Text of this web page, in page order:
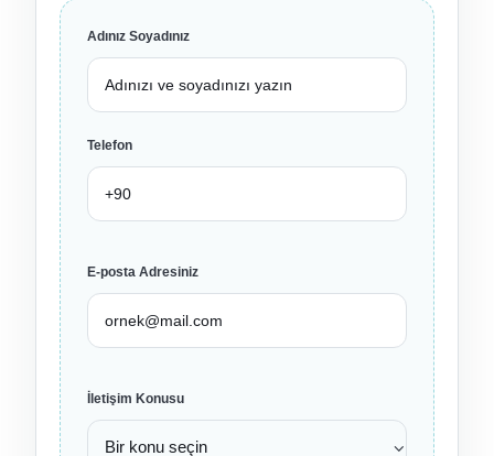
Adınız Soyadınız
Telefon
E-posta Adresiniz
İletişim Konusu